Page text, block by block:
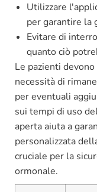
Utilizzare
per garantire la
Evitare di
quanto ciò
Le pazienti
necessità di
per eventuali
sui tempi di uso
aperta aiuta a
personalizzata
cruciale per la
ormonale.